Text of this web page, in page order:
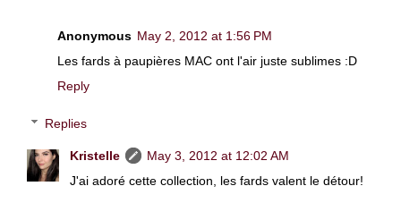
Anonymous May 2, 2012 at 1:56 PM
Les fards à paupières MAC ont l'air juste sublimes :D
Reply
Replies
Kristelle
May 3, 2012 at 12:02 AM
J'ai adoré cette collection, les fards valent le détour!